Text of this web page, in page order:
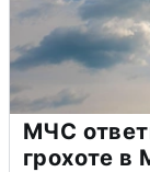
МЧС
грохоте в